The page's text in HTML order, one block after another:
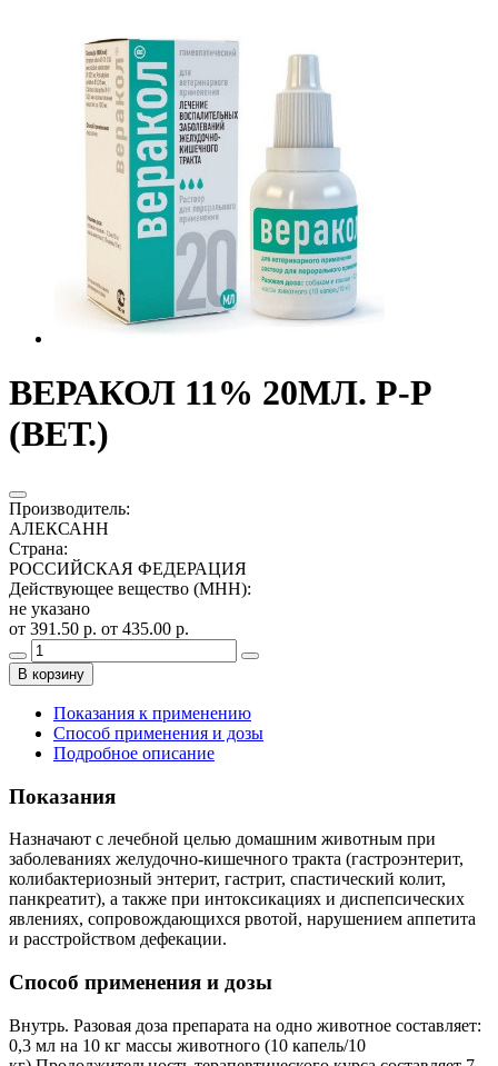
ВЕРАКОЛ 11% 20МЛ. Р-Р
(ВЕТ.)
Производитель:
АЛЕКСАНН
Страна:
РОССИЙСКАЯ ФЕДЕРАЦИЯ
Действующее вещество (МНН):
не указано
от 391.50 р. от 435.00 р.
В корзину
Показания к применению
Способ применения и дозы
Подробное описание
Показания
Назначают с лечебной целью домашним животным при
заболеваниях желудочно-кишечного тракта (гастроэнтерит,
колибактериозный энтерит, гастрит, спастический колит,
панкреатит), а также при интоксикациях и диспепсических
явлениях, сопровождающихся рвотой, нарушением аппетита
и расстройством дефекации.
Способ применения и дозы
Внутрь. Разовая доза препарата на одно животное составляет:
0,3 мл на 10 кг массы животного (10 капель/10